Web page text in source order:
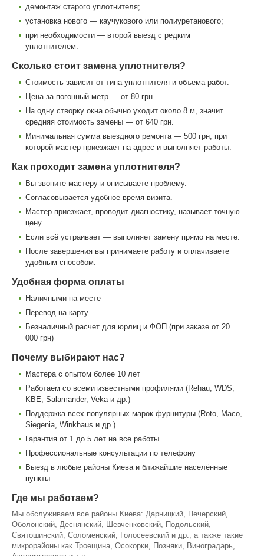
демонтаж старого уплотнителя;
установка нового — каучукового или полиуретанового;
при необходимости — второй выезд с редким
уплотнителем.
Сколько стоит замена уплотнителя?
Стоимость зависит от типа уплотнителя и объема работ.
Цена за погонный метр — от 80 грн.
На одну створку окна обычно уходит около 8 м, значит
средняя стоимость замены — от 640 грн.
Минимальная сумма выездного ремонта — 500 грн, при
которой мастер приезжает на адрес и выполняет работы.
Как проходит замена уплотнителя?
Вы звоните мастеру и описываете проблему.
Согласовывается удобное время визита.
Мастер приезжает, проводит диагностику, называет точную
цену.
Если всё устраивает — выполняет замену прямо на месте.
После завершения вы принимаете работу и оплачиваете
удобным способом.
Удобная форма оплаты
Наличными на месте
Перевод на карту
Безналичный расчет для юрлиц и ФОП (при заказе от 20
000 грн)
Почему выбирают нас?
Мастера с опытом более 10 лет
Работаем со всеми известными профилями (Rehau, WDS,
KBE, Salamander, Veka и др.)
Поддержка всех популярных марок фурнитуры (Roto, Maco,
Siegenia, Winkhaus и др.)
Гарантия от 1 до 5 лет на все работы
Профессиональные консультации по телефону
Выезд в любые районы Киева и ближайшие населённые
пункты
Где мы работаем?
Мы обслуживаем все районы Киева: Дарницкий, Печерский,
Оболонский, Деснянский, Шевченковский, Подольский,
Святошинский, Соломенский, Голосеевский и др., а также такие
микрорайоны как Троещина, Осокорки, Позняки, Виноградарь,